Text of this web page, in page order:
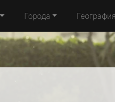
Города География